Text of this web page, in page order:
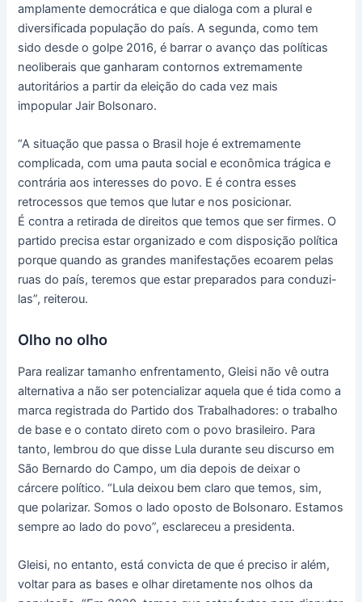
amplamente democrática e que dialoga com a plural e
diversificada população do país. A segunda, como tem
sido desde o golpe 2016, é barrar o avanço das políticas
neoliberais que ganharam contornos extremamente
autoritários a partir da eleição do cada vez mais
impopular Jair Bolsonaro.
“A situação que passa o Brasil hoje é extremamente
complicada, com uma pauta social e econômica trágica e
contrária aos interesses do povo. E é contra esses
retrocessos que temos que lutar e nos posicionar.
É contra a retirada de direitos que temos que ser firmes. O
partido precisa estar organizado e com disposição política
porque quando as grandes manifestações ecoarem pelas
ruas do país, teremos que estar preparados para conduzi-
las”, reiterou.
Olho no olho
Para realizar tamanho enfrentamento, Gleisi não vê outra
alternativa a não ser potencializar aquela que é tida como a
marca registrada do Partido dos Trabalhadores: o trabalho
de base e o contato direto com o povo brasileiro. Para
tanto, lembrou do que disse Lula durante seu discurso em
São Bernardo do Campo, um dia depois de deixar o
cárcere político. “Lula deixou bem claro que temos, sim,
que polarizar. Somos o lado oposto de Bolsonaro. Estamos
sempre ao lado do povo”, esclareceu a presidenta.
Gleisi, no entanto, está convicta de que é preciso ir além,
voltar para as bases e olhar diretamente nos olhos da